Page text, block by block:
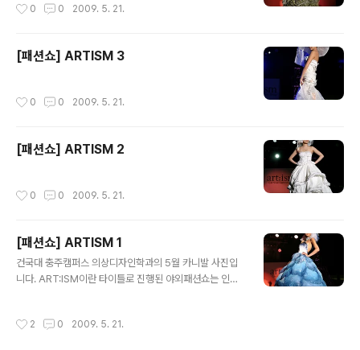
0 0 2009. 5. 21.
[패션쇼] ARTISM 3
0 0 2009. 5. 21.
[패션쇼] ARTISM 2
0 0 2009. 5. 21.
[패션쇼] ARTISM 1
건국대 충주캠퍼스 의상디자인학과의 5월 카니발 사진입
니다. ART:ISM이란 타이틀로 진행된 야외패션쇼는 인상
2 0 2009. 5. 21.